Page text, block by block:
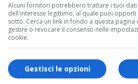
Gradisca è pronta a
dei palazzi riflette
del riposo. Si
Alcuni fornitori potrebbero trattare i tuoi dati
dell'interesse legittimo, al quale puoi
sotto. Cerca un link in fondo a questa
gestire o revocare il consenso nelle
cookie.
Gestisci le opzioni